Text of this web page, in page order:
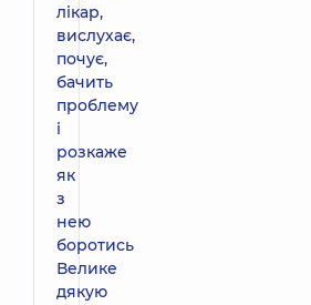
лікар,
вислухає,
почує,
бачить
проблему
і
розкаже
як
з
нею
боротись
Велике
дякую